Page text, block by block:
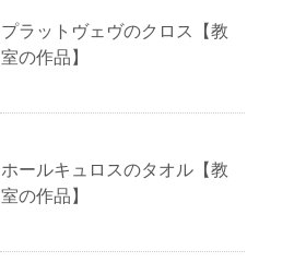
プラットヴェヴのクロス【教
室の作品】
ホールキュロスのタオル【教
室の作品】